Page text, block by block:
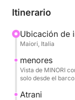
Durante el día,
admirando
con sus
Las paradas
aguas
mientras que a
cómodas
Itinerario
Ubicación de
Maiori, Italia
menores
Vista de MINORI
solo desde el
Atrani